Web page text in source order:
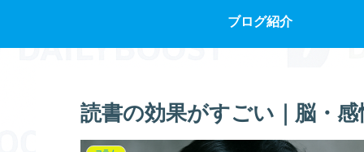
ブログ紹介
読書の効果がすごい｜脳・